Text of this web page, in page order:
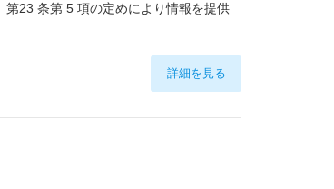
23 条第 5 項の定めにより情報を提供
詳細を見る